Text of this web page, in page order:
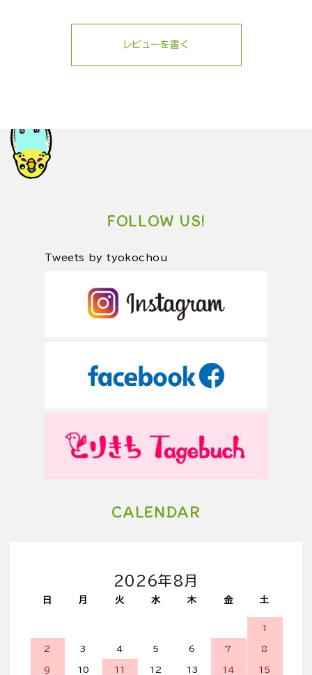
レビューを書く
FOLLOW US!
Tweets by tyokochou
CALENDAR
2026年8月
日 月 火 水 木 金 土
1
2 3 4 5 6 7 8
9 10 11 12 13 14 15